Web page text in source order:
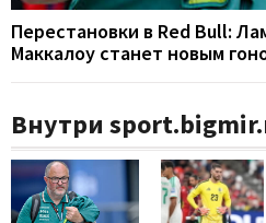
Перестановки в Red Bull:
Маккалоу станет новым
Внутри